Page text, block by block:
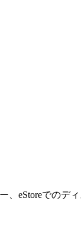
、eStoreでのデ